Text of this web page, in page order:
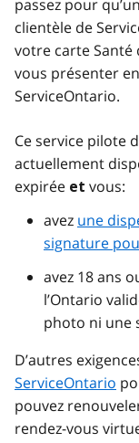
passez pour
clientèle de
votre carte Santé
vous présenter
ServiceOntario.
Ce service pilote
actuellement
expirée et vous:
avez une
signature
avez 18 ans
l’Ontario
photo ni une
D’autres
ServiceOntario
pouvez
rendez-vous